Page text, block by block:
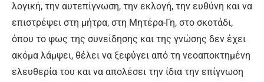
λογική, την αυτεπίγνωση, την εκλογή, την ευθύνη και να
επιστρέψει στη μήτρα, στη Μητέρα-Γη, στο σκοτάδι,
όπου το φως της συνείδησης και της γνώσης δεν έχει
ακόμα λάμψει, θέλει να ξεφύγει από τη νεοαποκτημένη
ελευθερία του και να απολέσει την ίδια την επίγνωση